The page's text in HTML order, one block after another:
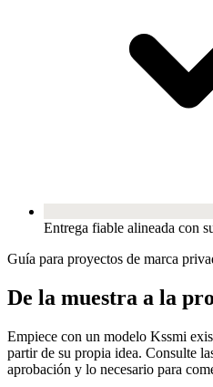
Entrega fiable alineada con
Guía para proyectos de marca
De la muestra a la
Empiece con un modelo Kssmi
partir de su propia idea. Consulte
aprobación y lo necesario para